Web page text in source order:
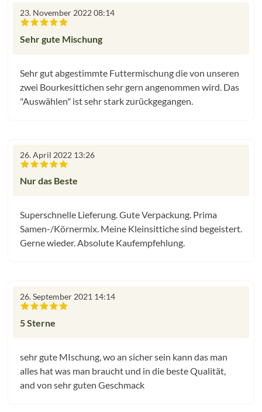
23. November 2022 08:14
Sehr gute Mischung
Sehr gut abgestimmte Futtermischung die von unseren
zwei Bourkesittichen sehr gern angenommen wird. Das
"Auswählen" ist sehr stark zurückgegangen.
26. April 2022 13:26
Nur das Beste
Superschnelle Lieferung. Gute Verpackung. Prima
Samen-/Körnermix. Meine Kleinsittiche sind begeistert.
Gerne wieder. Absolute Kaufempfehlung.
26. September 2021 14:14
5 Sterne
sehr gute MIschung, wo an sicher sein kann das man
alles hat was man braucht und in die beste Qualität,
and von sehr guten Geschmack